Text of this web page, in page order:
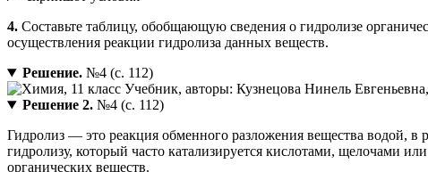
4. Составьте таблицу, обобщающую сведения о гидролизе
осуществления реакции гидролиза данных веществ.
Решение.№4 (с. 112)
Решение 2.№4 (с. 112)
Гидролиз — это реакция обменного разложения вещества водой, в
гидролизу, который часто катализируется кислотами, щелочами
органических веществ.